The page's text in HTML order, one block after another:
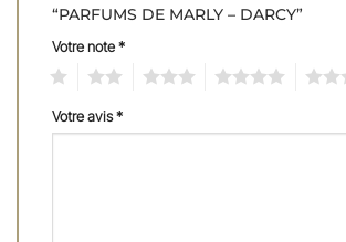
“PARFUMS DE MARLY – DARCY”
Votre note*
Votre avis*